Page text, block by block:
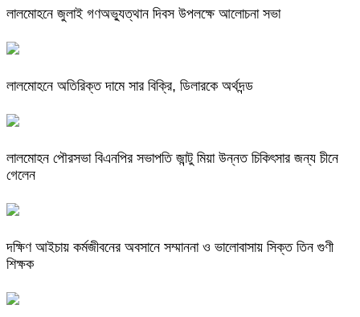
লালমোহনে জুলাই গণঅভ্যুত্থান দিবস উপলক্ষে আলোচনা সভা
লালমোহনে অতিরিক্ত দামে সার বিক্রি, ডিলারকে অর্থদন্ড
লালমোহন পৌরসভা বিএনপির সভাপতি জান্টু মিয়া উন্নত চিকিৎসার জন্য চীনে
গেলেন
দক্ষিণ আইচায় কর্মজীবনের অবসানে সম্মাননা ও ভালোবাসায় সিক্ত তিন গুণী
শিক্ষক